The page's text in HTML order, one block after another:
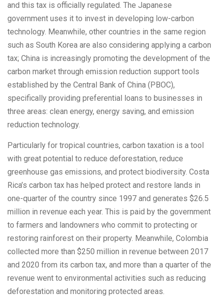
and this tax is officially regulated. The Japanese
government uses it to invest in developing low-carbon
technology. Meanwhile, other countries in the same region
such as South Korea are also considering applying a carbon
tax; China is increasingly promoting the development of the
carbon market through emission reduction support tools
established by the Central Bank of China (PBOC),
specifically providing preferential loans to businesses in
three areas: clean energy, energy saving, and emission
reduction technology.
Particularly for tropical countries, carbon taxation is a tool
with great potential to reduce deforestation, reduce
greenhouse gas emissions, and protect biodiversity. Costa
Rica’s carbon tax has helped protect and restore lands in
one-quarter of the country since 1997 and generates $26.5
million in revenue each year. This is paid by the government
to farmers and landowners who commit to protecting or
restoring rainforest on their property. Meanwhile, Colombia
collected more than $250 million in revenue between 2017
and 2020 from its carbon tax, and more than a quarter of the
revenue went to environmental activities such as reducing
deforestation and monitoring protected areas.